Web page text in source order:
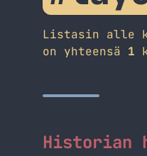
Listasin alle
on yhteensä 1
Historian